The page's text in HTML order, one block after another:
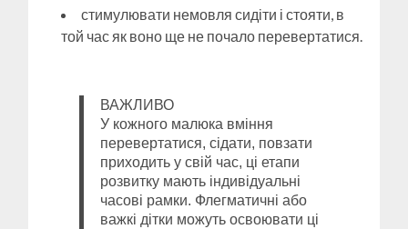
стимулювати немовля сидіти і стояти, в
той час як воно ще не почало перевертатися.
ВАЖЛИВО
У кожного малюка вміння
перевертатися, сідати, повзати
приходить у свій час, ці етапи
розвитку мають індивідуальні
часові рамки. Флегматичні або
важкі дітки можуть освоювати ці